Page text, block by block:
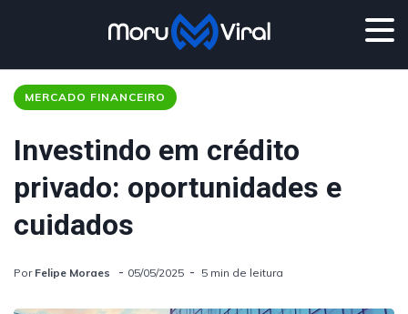
MERCADO FINANCEIRO
Investindo em crédito
privado: oportunidades e
cuidados
Por Felipe Moraes 05/05/2025 5 min de leitura